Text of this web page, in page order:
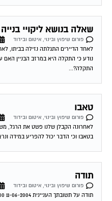
שאלה בנושא ליקויי בנייה
פורום שיפוץ ובינוי, איטום ובידוד
לאחד הדיירים התגלתה נזילה בביתו,
נודע כי התקלה היא במרזב הבניין האם
התקלה?...
טאבו
פורום שיפוץ ובינוי, איטום ובידוד
לאחרונה הקבלן שלנו פשט את הרגל,
בטאבו וכי הדבר יכול להפריע במידה
תודה
פורום שיפוץ ובינוי, איטום ובידוד